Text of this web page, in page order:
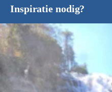
Inspiratie nodig?